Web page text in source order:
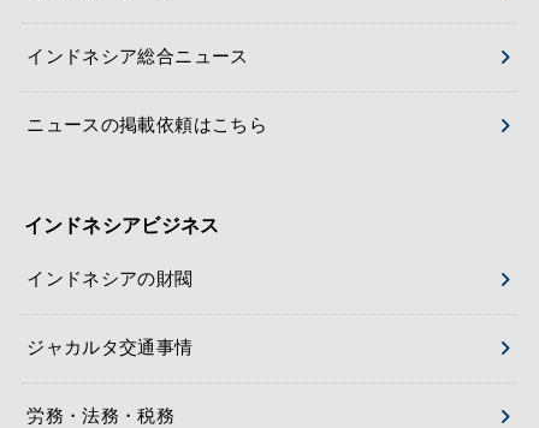
インドネシア総合ニュース
ニュースの掲載依頼はこちら
インドネシアビジネス
インドネシアの財閥
ジャカルタ交通事情
労務・法務・税務